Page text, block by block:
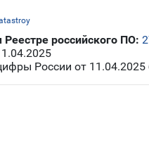
российского ПО:
России от 11.04.2025